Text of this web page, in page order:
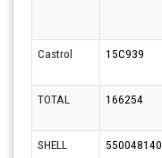
Castrol 15C939
TOTAL
166254
SHELL
550048140